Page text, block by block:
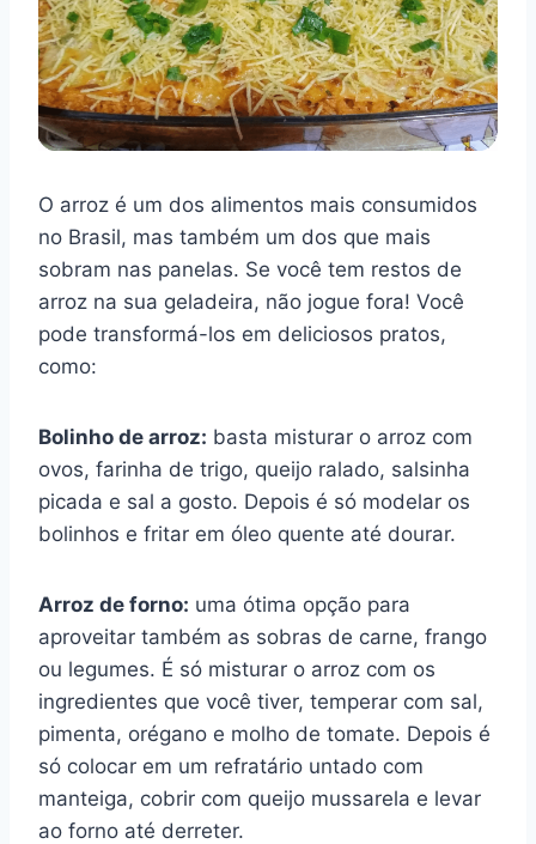
O arroz é um dos alimentos mais consumidos
no Brasil, mas também um dos que mais
sobram nas panelas. Se você tem restos de
arroz na sua geladeira, não jogue fora! Você
pode transformá-los em deliciosos pratos,
como:
Bolinho de arroz: basta misturar o arroz com
ovos, farinha de trigo, queijo ralado, salsinha
picada e sal a gosto. Depois é só modelar os
bolinhos e fritar em óleo quente até dourar.
Arroz de forno: uma ótima opção para
aproveitar também as sobras de carne, frango
ou legumes. É só misturar o arroz com os
ingredientes que você tiver, temperar com sal,
pimenta, orégano e molho de tomate. Depois é
só colocar em um refratário untado com
manteiga, cobrir com queijo mussarela e levar
ao forno até derreter.